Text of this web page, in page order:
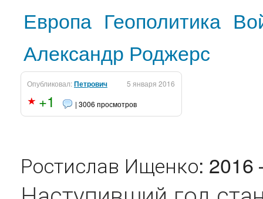
Европа Геополитика
Александр Роджерс
Опубликовал:Петрович 5 января 2016
+1 | 3006 просмотров
Ростислав Ищенко: